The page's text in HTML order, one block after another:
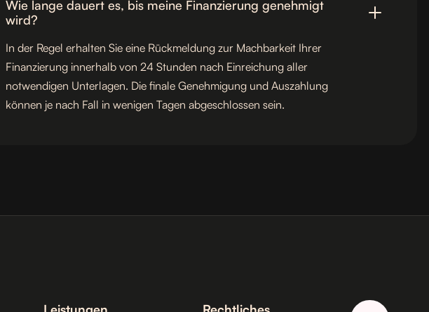
Wie lange dauert es, bis meine Finanzierung genehmigt
wird?
In der Regel erhalten Sie eine Rückmeldung zur Machbarkeit Ihrer
Finanzierung innerhalb von 24 Stunden nach Einreichung aller
notwendigen Unterlagen. Die finale Genehmigung und Auszahlung
können je nach Fall in wenigen Tagen abgeschlossen sein.